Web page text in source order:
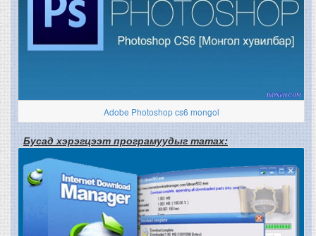
Adobe Photoshop cs6 mongol
Бусад хэрэгцээт програмуудыг татах: